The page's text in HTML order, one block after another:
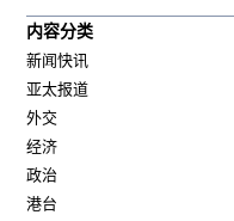
内容分类
新闻快讯
亚太报道
外交
经济
政治
港台